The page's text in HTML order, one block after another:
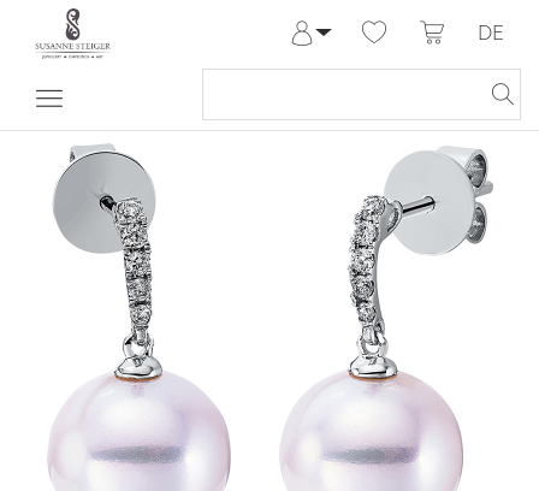
Anmelden
Meine Bestellungen
Hilfe & Kontakt
DE